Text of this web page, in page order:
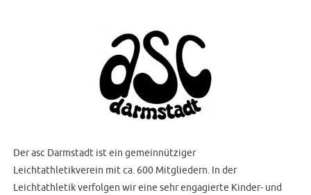
Der asc Darmstadt ist ein gemeinnütziger
Leichtathletikverein mit ca. 600 Mitgliedern. In der
Leichtathletik verfolgen wir eine sehr engagierte Kinder- und